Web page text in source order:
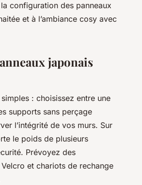
configuration des panneaux
et à l’ambiance cosy avec
japonais
: choisissez entre une
supports sans perçage
l’intégrité de vos murs. Sur
le poids de plusieurs
Prévoyez des
et chariots de rechange